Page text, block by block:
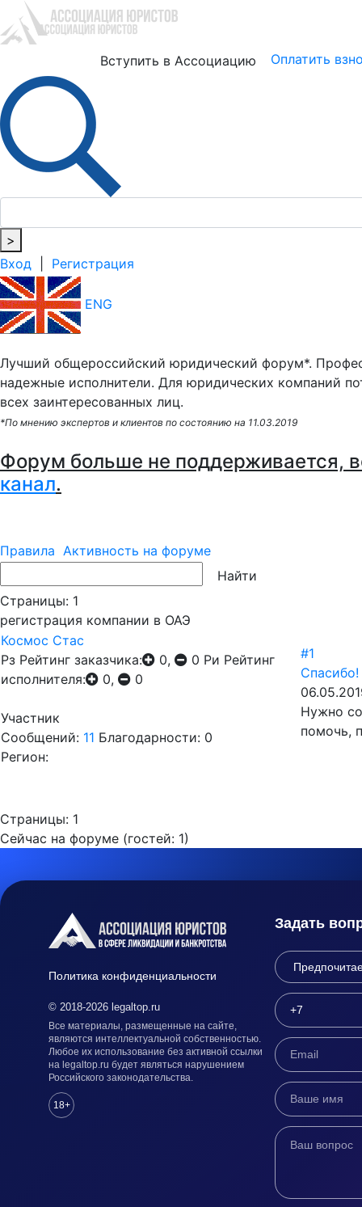
Вступить в Ассоциацию Оплатить
>
Вход
Регистрация
ENG
Лучший общероссийский юридический форум*.
надежные исполнители. Для юридических компаний
всех заинтересованных лиц.
*По мнению экспертов и клиентов по состоянию на 11.03.2019
Форум больше не поддерживается,
канал.
Правила Активность на форуме
Страницы: 1
регистрация компании в ОАЭ
Космос Стас
Рз Рейтинг заказчика: 0, 0 Ри Рейтинг
исполнителя:
0, 0
Участник
Сообщений: 11 Благодарности: 0
Регион:
#1
Спасибо!
Нужно
помочь,
Страницы: 1
Сейчас на форуме (гостей: 1)
Политика конфиденциальности
© 2018-2026 legaltop.ru
Все материалы, размещенные на сайте,
являются интеллектуальной собственностью.
Любое их использование без активной ссылки
на legaltop.ru будет являться нарушением
Российского законодательства.
18+
Задать